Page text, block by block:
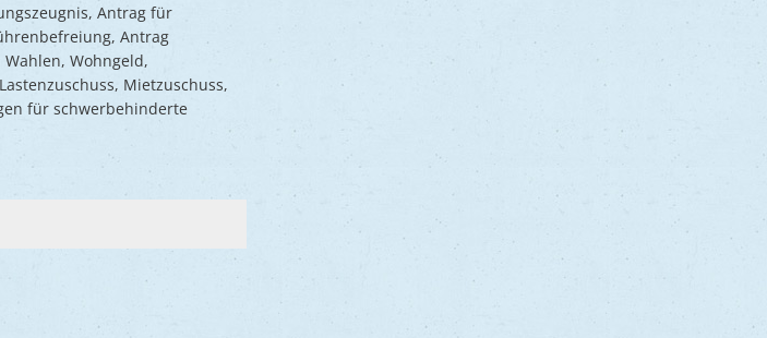
Antrag für
Antrag
Wohngeld,
Mietzuschuss,
für schwerbehinderte